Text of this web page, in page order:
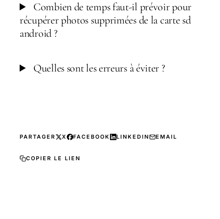
Combien de temps faut-il prévoir pour
récupérer photos supprimées de la carte sd
android ?
Quelles sont les erreurs à éviter ?
PARTAGER X FACEBOOK LINKEDIN EMAIL
COPIER LE LIEN